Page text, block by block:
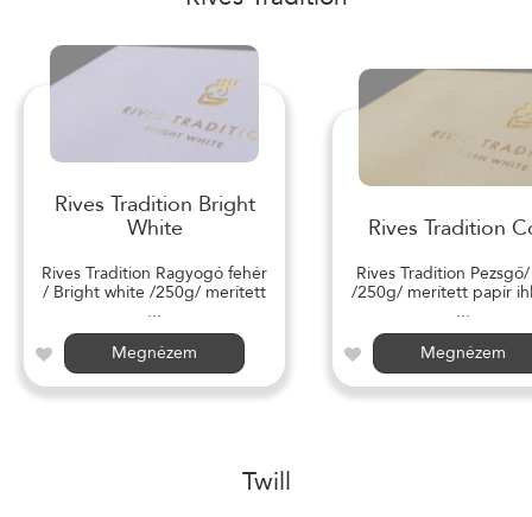
Rives Tradition Bright
White
Rives Tradition Ragyogó fehér
/ Bright white /250g/ merített
...
Megnézem
Rives Tradition
Rives Tradition
/250g/ merített papír
...
Megnézem
Twill